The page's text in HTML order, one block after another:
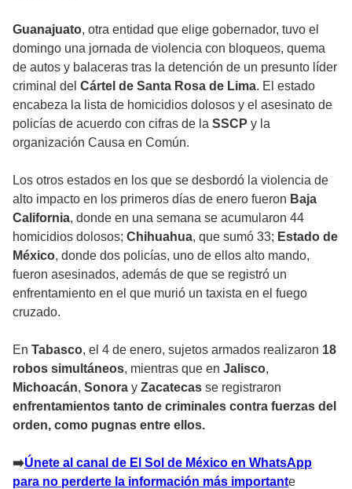
Guanajuato, otra entidad que elige gobernador, tuvo el
domingo una jornada de violencia con bloqueos, quema
de autos y balaceras tras la detención de un presunto líder
criminal del Cártel de Santa Rosa de Lima. El estado
encabeza la lista de homicidios dolosos y el asesinato de
policías de acuerdo con cifras de la SSCP y la
organización Causa en Común.
Los otros estados en los que se desbordó la violencia de
alto impacto en los primeros días de enero fueron Baja
California, donde en una semana se acumularon 44
homicidios dolosos; Chihuahua, que sumó 33; Estado de
México, donde dos policías, uno de ellos alto mando,
fueron asesinados, además de que se registró un
enfrentamiento en el que murió un taxista en el fuego
cruzado.
En Tabasco, el 4 de enero, sujetos armados realizaron 18
robos simultáneos, mientras que en Jalisco,
Michoacán, Sonora y Zacatecas se registraron
enfrentamientos tanto de criminales contra fuerzas del
orden, como pugnas entre ellos.
➡️Únete al canal de El Sol de México en WhatsApp
para no perderte la información más importante